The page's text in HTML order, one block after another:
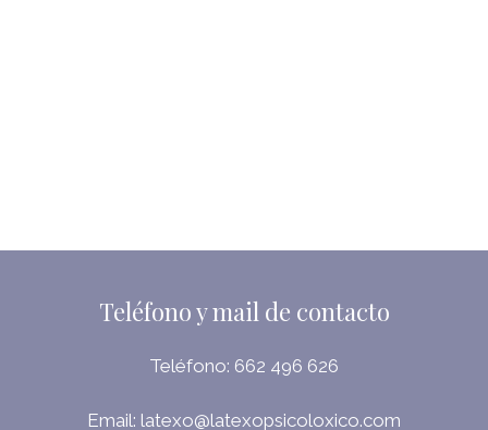
Teléfono y mail de contacto
Teléfono: 662 496 626
Email: latexo@latexopsicoloxico.com